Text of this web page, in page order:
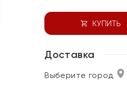
КУПИТЬ
Доставка
Выберите город